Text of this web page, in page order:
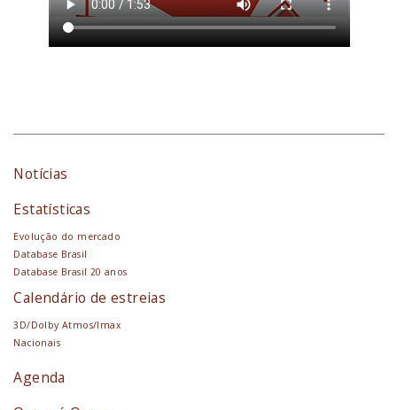
Notícias
Estatísticas
Evolução do mercado
Database Brasil
Database Brasil 20 anos
Calendário de estreias
3D/Dolby Atmos/Imax
Nacionais
Agenda